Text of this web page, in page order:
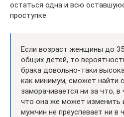
остаться одна и всю
проступке.
Если возраст женщины до
общих детей, то
брака довольно-таки
как минимум, сможет найти
заморачивается ни за что, в
что она же может изменить
мужчин не преуспевает ни в